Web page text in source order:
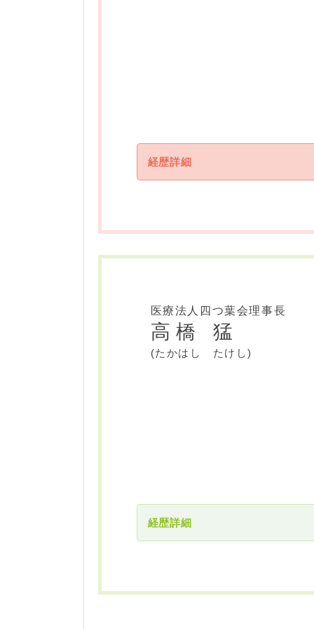
2016年
経歴詳細
2019年
経 歴
2020年
医療法人四つ葉会理事長
高橋 猛
(たかはし たけし)
経歴詳細